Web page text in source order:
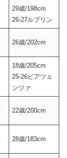
29歳/198cm
26-27ルブリン
26歳/202cm
18歳/205cm
25-26ピアツェ
ンツァ
22歳/200cm
28歳/183cm